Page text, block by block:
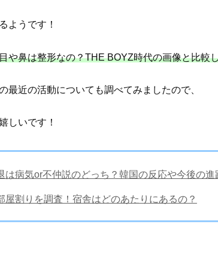
ようです！
や鼻は整形なの？THE BOYZ時代の画像と比較
最近の活動についても調べてみましたので、
しいです！
は病気or不仲説のどっち？韓国の反応や今後の進
屋割りを調査！宿舎はどのあたりにあるの？